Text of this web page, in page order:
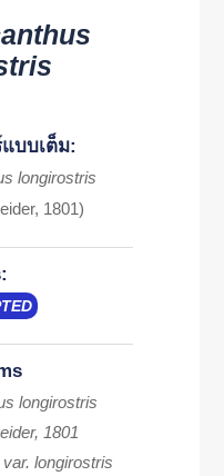
บบเต็ม:
longirostris
1801)
longirostris
1801
longirostris